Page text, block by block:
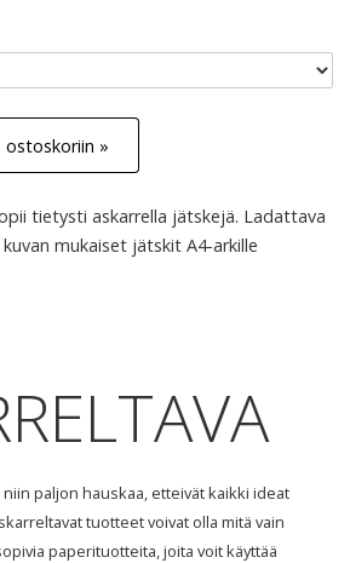
ostoskoriin »
tietysti askarrella jätskejä. Ladattava
mukaiset jätskit A4-arkille
paljon hauskaa, etteivät kaikki ideat
tuotteet voivat olla mitä vain
paperituotteita, joita voit käyttää